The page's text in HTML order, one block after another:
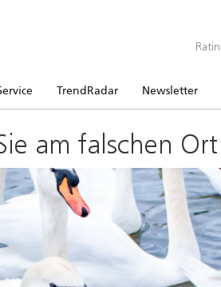
TrendRadar Newsletter
am falschen